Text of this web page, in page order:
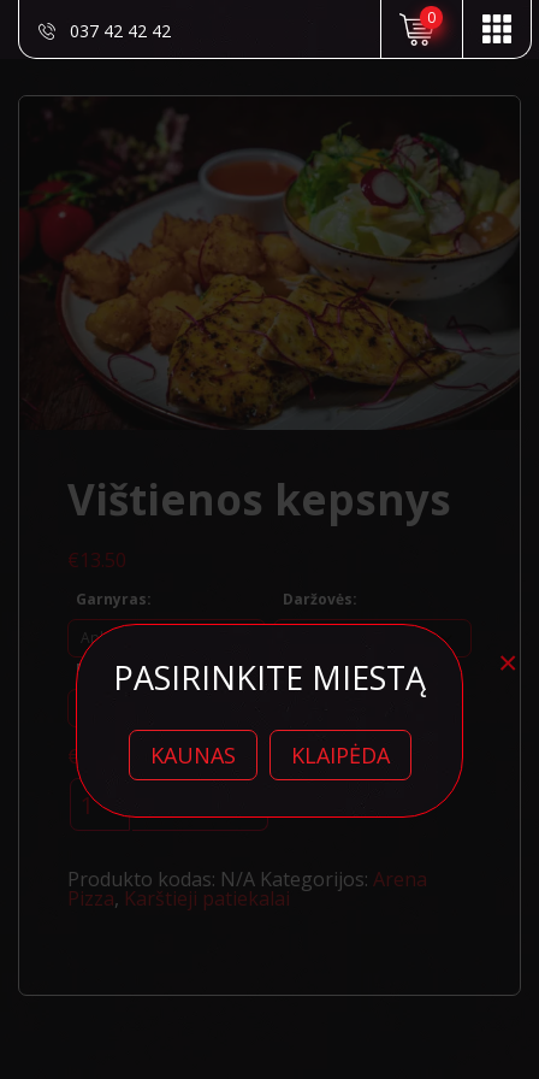
PASIRINKITE MIESTĄ
KAUNAS KLAIPĖDA
×
037 42 42 42
0
Vištienos kepsnys
€13.50
Garnyras: Daržovės:
Padažai:
€
produkto
kiekis:
Vištienos
kepsnys
Produkto kodas: N/A Kategorijos: Arena
Pizza, Karštieji patiekalai